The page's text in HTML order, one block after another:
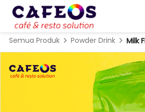
Semua Produk Powder Drink Milk